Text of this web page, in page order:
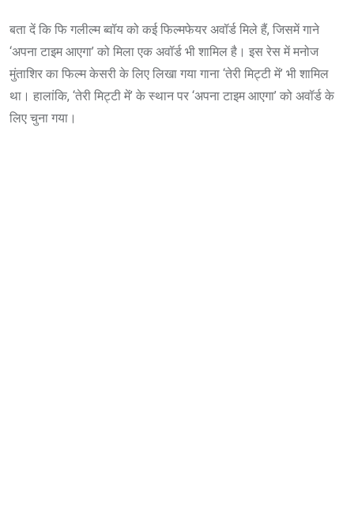
बता दें कि फि गलील्म ब्वॉय को कई फिल्मफेयर अवॉर्ड मिले हैं, जिसमें गाने
‘अपना टाइम आएगा’ को मिला एक अवॉर्ड भी शामिल है। इस रेस में मनोज
मुंताशिर का फिल्म केसरी के लिए लिखा गया गाना ‘तेरी मिट्टी में’ भी शामिल
था। हालांकि, ‘तेरी मिट्टी में’ के स्थान पर ‘अपना टाइम आएगा’ को अवॉर्ड के
लिए चुना गया।